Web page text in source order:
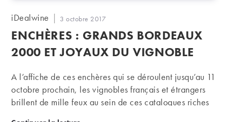
Auteur/autrice
la
publication :
iDealwine
Publication
publiée :
3 octobre 2017
ENCHÈRES : GRANDS BORDEAUX
2000 ET JOYAUX DU VIGNOBLE
A l’affiche de ces enchères qui se déroulent jusqu’au 11
octobre prochain, les vignobles français et étrangers
brillent de mille feux au sein de ces catalogues riches